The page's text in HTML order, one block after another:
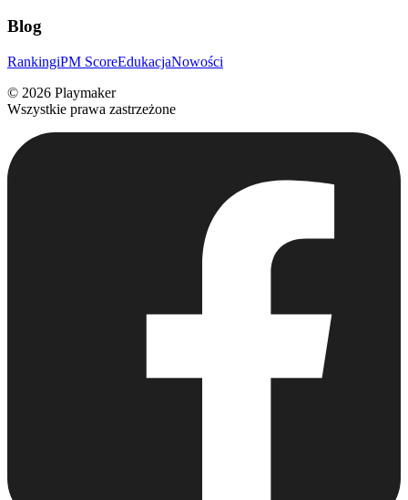
Blog
RankingiPM ScoreEdukacjaNowości
© 2026 Playmaker
Wszystkie prawa zastrzeżone